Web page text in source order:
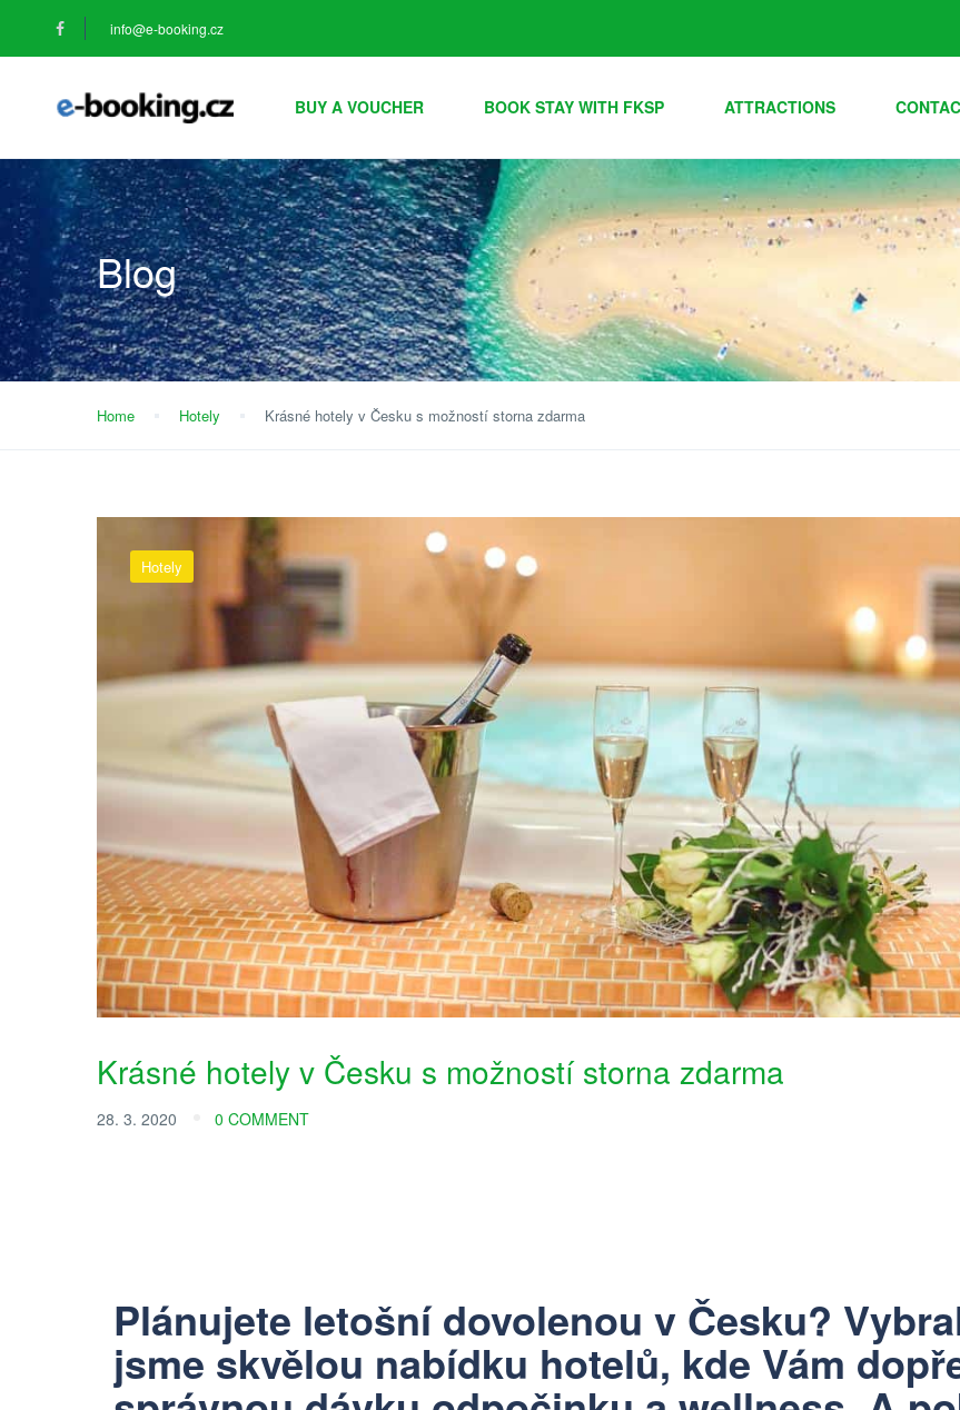
info@e-booking.cz
BUY A VOUCHER BOOK STAY WITH FKSP ATTRACTIONS
Blog
Home Hotely Krásné hotely v Česku s možností storna zdarma
Hotely
Krásné hotely v Česku s možností storna zdarma
28. 3. 2020 0 COMMENT
Plánujete letošní dovolenou v Česku?
jsme skvělou nabídku hotelů, kde Vám